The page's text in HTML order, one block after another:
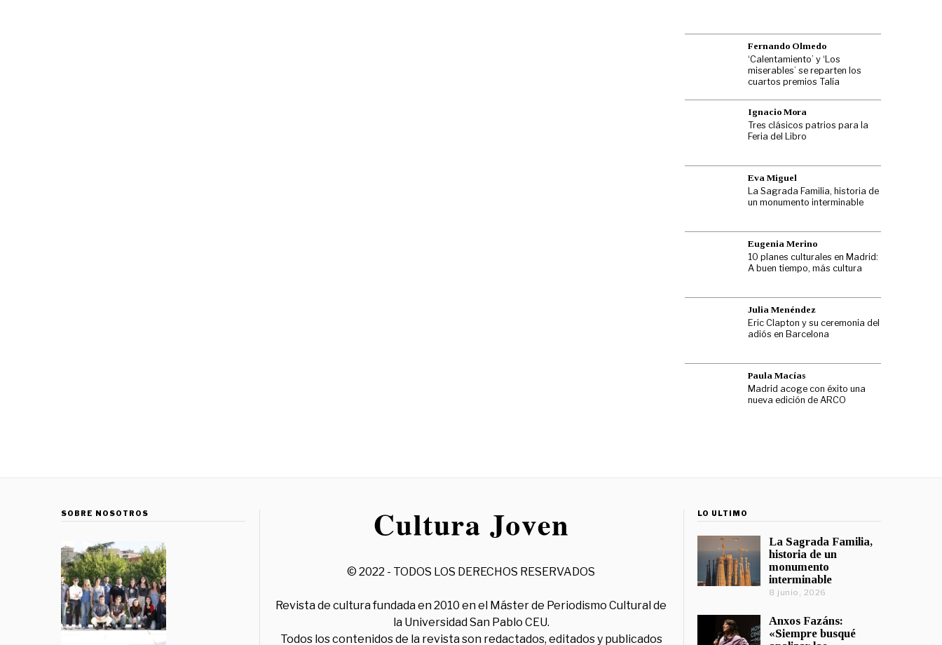
Fernando Olmedo
‘Calentamiento’ y ‘Los
miserables’ se reparten los
cuartos premios Talía
Ignacio Mora
Tres clásicos patrios para la
Feria del Libro
Eva Miguel
La Sagrada Familia, historia de
un monumento interminable
Eugenia Merino
10 planes culturales en Madrid:
A buen tiempo, más cultura
Julia Menéndez
Eric Clapton y su ceremonia del
adiós en Barcelona
Paula Macías
Madrid acoge con éxito una
nueva edición de ARCO
SOBRE NOSOTROS
© 2022 - TODOS LOS DERECHOS RESERVADOS
Revista de cultura fundada en 2010 en el Máster de Periodismo Cultural de
la Universidad San Pablo CEU.
Todos los contenidos de la revista son redactados, editados y publicados
LO ÚLTIMO
La Sagrada Familia,
historia de un
monumento
interminable
8 junio, 2026
Anxos Fazáns:
«Siempre busqué